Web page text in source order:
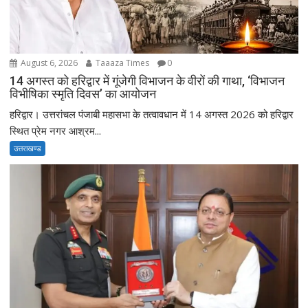
August 6, 2026 Taaaza Times 0
14 अगस्त को हरिद्वार में गूंजेगी विभाजन के वीरों की गाथा, ‘विभाजन
विभीषिका स्मृति दिवस’ का आयोजन
हरिद्वार। उत्तरांचल पंजाबी महासभा के तत्वावधान में 14 अगस्त 2026 को हरिद्वार
स्थित प्रेम नगर आश्रम...
उत्तराखण्ड